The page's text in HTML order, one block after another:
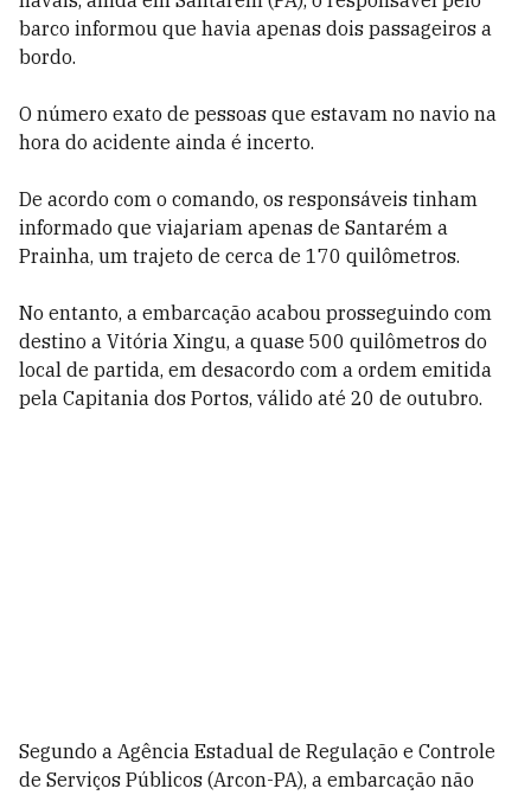
barco informou que havia apenas dois passageiros a
bordo.
O número exato de pessoas que estavam no navio na
hora do acidente ainda é incerto.
De acordo com o comando, os responsáveis tinham
informado que viajariam apenas de Santarém a
Prainha, um trajeto de cerca de 170 quilômetros.
No entanto, a embarcação acabou prosseguindo com
destino a Vitória Xingu, a quase 500 quilômetros do
local de partida, em desacordo com a ordem emitida
pela Capitania dos Portos, válido até 20 de outubro.
Segundo a Agência Estadual de Regulação e Controle
de Serviços Públicos (Arcon-PA), a embarcação não